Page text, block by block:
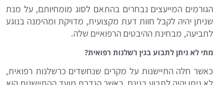
הגורמים המייעצים נבחרים בהתאם לסוג מומחיותם, על מנת
שניתן יהיה לקבל חוות דעת מקצועית, מדויקת ומהימנה בנוגע
לתביעה, מבחינת ההיבטים הרפואיים שלה.
מתי לא ניתן לתבוע בגין רשלנות רפואית?
כאשר חלה התיישנות על מקרים שנחשדים כרשלנות רפואית,